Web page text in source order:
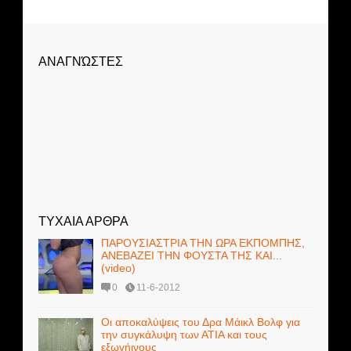
ΑΝΑΓΝΏΣΤΕΣ
ΤΥΧΑΙΑ ΑΡΘΡΑ
ΠΑΡΟΥΣΙΑΣΤΡΙΑ ΤΗΝ ΩΡΑ ΕΚΠΟΜΠΗΣ,
ΑΝΕΒΑΖΕΙ ΤΗΝ ΦΟΥΣΤΑ ΤΗΣ ΚΑΙ...
(video)
0 11-6-2012
Οι αποκαλύψεις του Δρα Μάικλ Βολφ για
την συγκάλυψη των ΑΤΙΑ και τους
εξωγήινους